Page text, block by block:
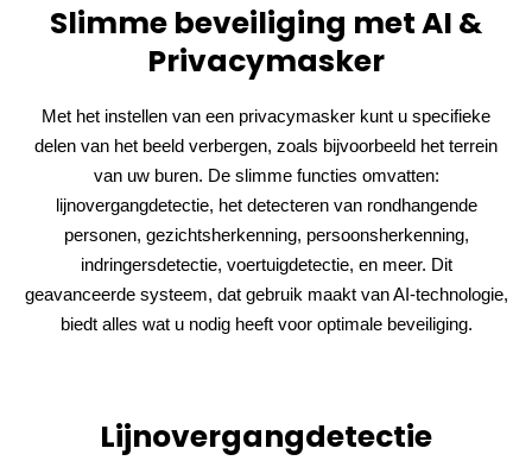
Slimme beveiliging met AI &
Privacymasker
Met het instellen van een privacymasker kunt u specifieke
delen van het beeld verbergen, zoals bijvoorbeeld het terrein
van uw buren. De slimme functies omvatten:
lijnovergangdetectie, het detecteren van rondhangende
personen, gezichtsherkenning, persoonsherkenning,
indringersdetectie, voertuigdetectie, en meer. Dit
geavanceerde systeem, dat gebruik maakt van AI-technologie,
biedt alles wat u nodig heeft voor optimale beveiliging.
Lijnovergangdetectie